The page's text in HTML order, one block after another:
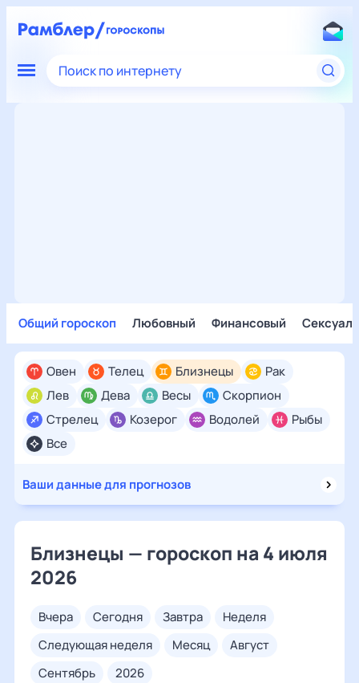
Поиск по интернету
Общий гороскоп Любовный Финансовый
Все
Овен Телец Близнецы
Рак
Лев
Дева Весы
Скорпион
Стрелец
Козерог Водолей Рыбы
Ваши данные для прогнозов
Близнецы — гороскоп на 4 июля
2026
вчера сегодня завтра
неделя
следующая неделя
месяц
август
сентябрь
2026